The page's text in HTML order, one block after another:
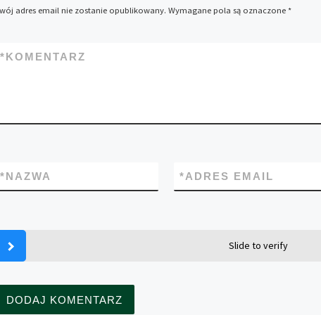
adres email nie zostanie opublikowany. Wymagane pola są oznaczone *
KOMENTARZ
*
NAZWA
* ADRES EMAIL
*
Slide to verify